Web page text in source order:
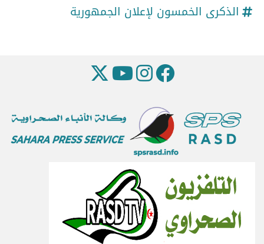
الذكرى الخمسون لإعلان الجمهورية